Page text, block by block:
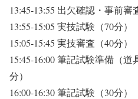
13:45-13:55 出欠確認・事前審
13:55-15:05 実技試験（70分）
15:05-15:45 実技審査（40分）
15:45-16:00 筆記試験準備（
分）
16:00-16:30 筆記試験（30分）